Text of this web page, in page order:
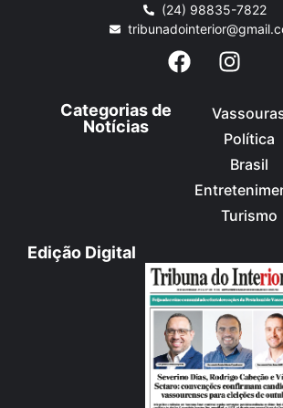
(24) 98835-7822
Categorias de
Notícias
Política
Brasil
Turismo
Edição Digital